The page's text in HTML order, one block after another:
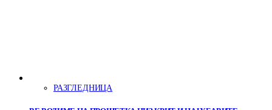
РАЗГЛЕДНИЦА